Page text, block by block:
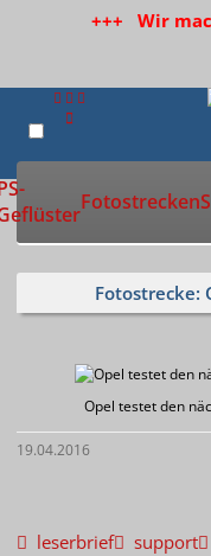
+++ Wir
Fotostrecken
Fotostrecke:
Opel testet den
19.04.2016
leserbrief support